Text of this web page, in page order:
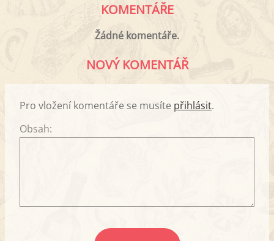
KOMENTÁŘE
Žádné komentáře.
NOVÝ KOMENTÁŘ
Pro vložení komentáře se musíte přihlásit.
Obsah: